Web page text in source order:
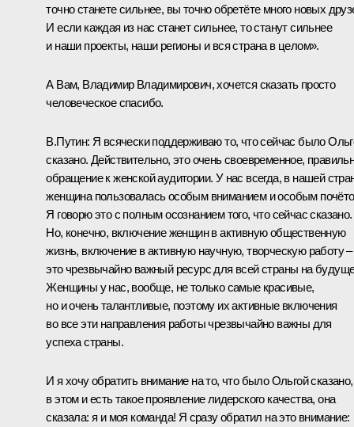
точно станете сильнее, вы точно обретёте много новых
И если каждая из нас станет сильнее, то станут сильнее
и наши проекты, наши регионы и вся страна в целом».
А Вам, Владимир Владимирович, хочется сказать просто
человеческое спасибо.
В.Путин: Я всячески поддерживаю то, что сейчас было
сказано. Действительно, это очень своевременное,
обращение к женской аудитории. У нас всегда, в нашей
женщина пользовалась особым вниманием и особым
Я говорю это с полным осознанием того, что сейчас сказано.
Но, конечно, включение женщин в активную общественную
жизнь, включение в активную научную, творческую работу –
это чрезвычайно важный ресурс для всей страны на
Женщины у нас, вообще, не только самые красивые,
но и очень талантливые, поэтому их активные включения
во все эти направления работы чрезвычайно важны для
успеха страны.
И я хочу обратить внимание на то, что было Ольгой сказано,
в этом и есть такое проявление лидерского качества, она
сказала: я и моя команда! Я сразу обратил на это внимание: